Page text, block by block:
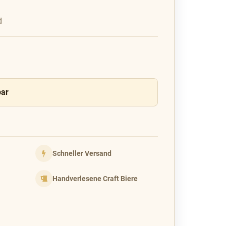
Schneller Versand
Handverlesene Craft Biere